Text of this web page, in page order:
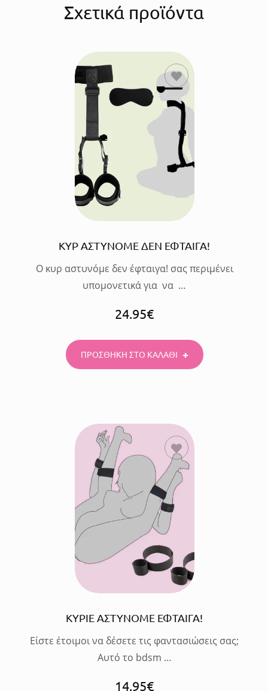
Σχετικά προϊόντα
ΠΡΟΣΘΗΚΗ
ΚΥΡ ΑΣΤΥΝΟΜΕ ΔΕΝ ΕΦΤΑΙΓΑ!
Ο κυρ αστυνόμε δεν έφταιγα! σας περιμένει
υπομονετικά για να …
24.95€
ΠΡΟΣΘΗΚΗ ΣΤΟ ΚΑΛΑΘΙ
ΠΡΟΣΘΗΚΗ
ΣΤΟ
ΚΥΡΙΕ ΑΣΤΥΝΟΜΕ ΕΦΤΑΙΓΑ!
Είστε έτοιμοι να δέσετε τις φαντασιώσεις σας;
Αυτό το bdsm …
14.95€